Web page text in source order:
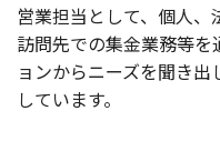
営業担当として、個人、
訪問先での集金業務等
ョンからニーズを聞き
しています。